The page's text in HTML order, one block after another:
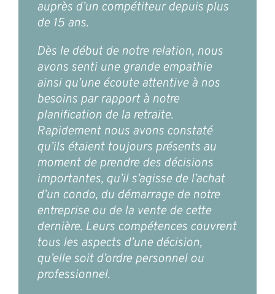
auprès d’un compétiteur depuis plus
de 15 ans.
Dès le début de notre relation, nous
avons senti une grande empathie
ainsi qu’une écoute attentive à nos
besoins par rapport à notre
planification de la retraite.
Rapidement nous avons constaté
qu’ils étaient toujours présents au
moment de prendre des décisions
importantes, qu’il s’agisse de l’achat
d’un condo, du démarrage de notre
entreprise ou de la vente de cette
dernière. Leurs compétences couvrent
tous les aspects d’une décision,
qu’elle soit d’ordre personnel ou
professionnel.